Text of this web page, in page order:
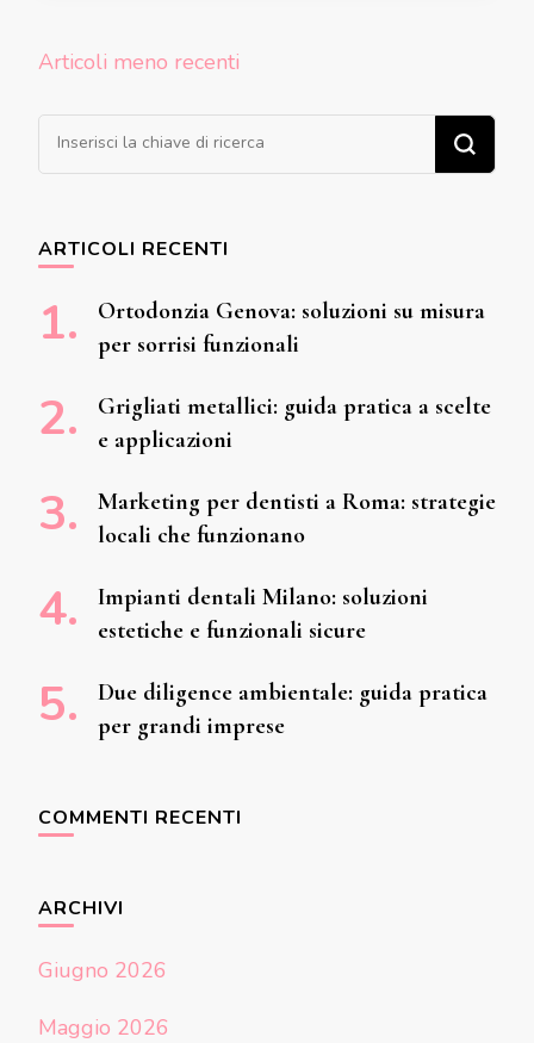
Navigazione
Articoli meno recenti
Cerchi qualcosa?
ARTICOLI RECENTI
Ortodonzia Genova: soluzioni su misura
per sorrisi funzionali
Grigliati metallici: guida pratica a scelte
e applicazioni
Marketing per dentisti a Roma: strategie
locali che funzionano
Impianti dentali Milano: soluzioni
estetiche e funzionali sicure
Due diligence ambientale: guida pratica
per grandi imprese
COMMENTI RECENTI
ARCHIVI
Giugno 2026
Maggio 2026